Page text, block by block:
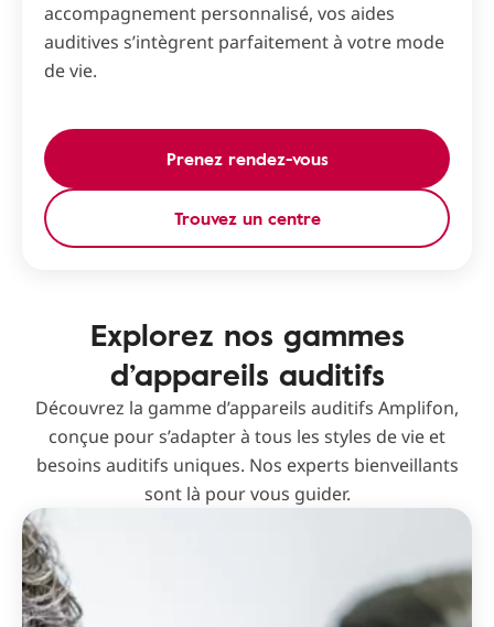
accompagnement personnalisé, vos aides
auditives s’intègrent parfaitement à votre mode
de vie.
Prenez rendez-vous
Trouvez un centre
Explorez nos gammes
d’appareils auditifs
Découvrez la gamme d’appareils auditifs Amplifon,
conçue pour s’adapter à tous les styles de vie et
besoins auditifs uniques. Nos experts bienveillants
sont là pour vous guider.